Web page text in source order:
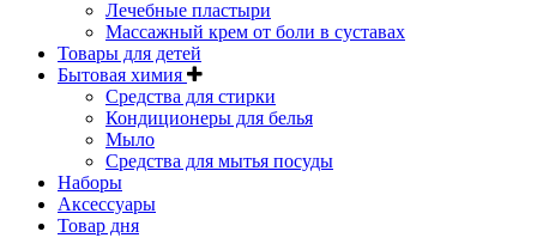
Лечебные пластыри
Массажный крем от боли в суставах
Товары для детей
Бытовая химия
Средства для стирки
Кондиционеры для белья
Мыло
Средства для мытья посуды
Наборы
Аксессуары
Товар дня